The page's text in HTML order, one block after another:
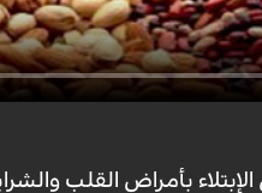
بأمراض القلب